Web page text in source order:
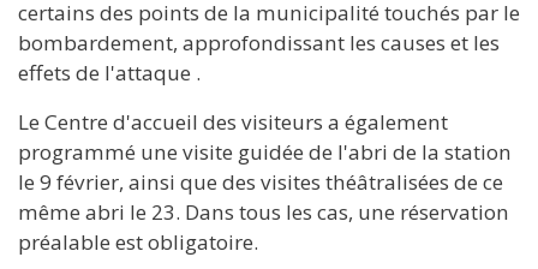
certains des points de la municipalité touchés par le
bombardement, approfondissant les causes et les
effets de l'attaque .
Le Centre d'accueil des visiteurs a également
programmé une visite guidée de l'abri de la station
le 9 février, ainsi que des visites théâtralisées de ce
même abri le 23. Dans tous les cas, une réservation
préalable est obligatoire.